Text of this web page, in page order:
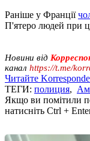
Раніше у Франції
П'ятеро людей при
Новини від
канал https://t.me/
Читайте
ТЕГИ: полиция,
Якщо ви помітили
натисніть Ctrl +